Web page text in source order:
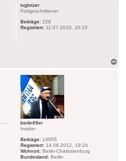
tvglotzer
Fortgeschrittener
Beiträge: 228
Registriert: 11.07.2010, 10:15
berlin69er
Insider
Beiträge: 14955
Registriert: 14.08.2012, 19:24
Wohnort: Berlin-Charlottenburg
Bundesland: Berlin